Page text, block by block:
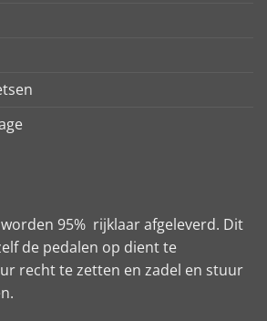
95% rijklaar afgeleverd. Dit
de pedalen op dient te
recht te zetten en zadel en stuur